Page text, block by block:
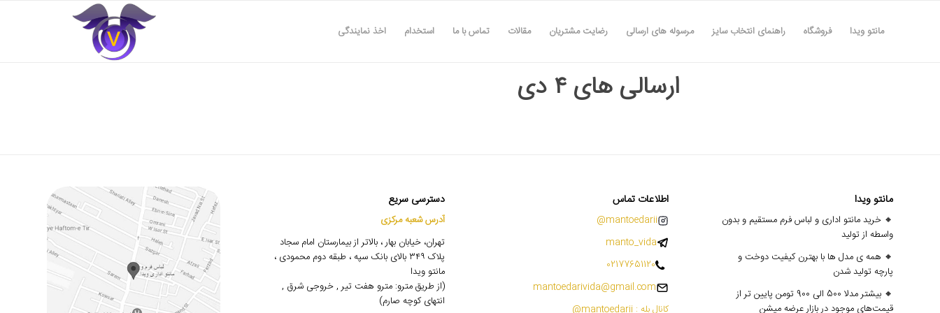
مانتو ویدا فروشگاه راهنمای انتخاب سایز مرسوله های ارسالی رضایت مشتریان مقالات تماس با ما استخدام اخذ نمایندگی
ارسالی های ۴ دی
مانتو ویدا
🔸 خرید مانتو اداری و لباس فرم مستقیم و بدون
واسطه از تولید
🔸 همه ی مدل ها با بهترن کیفیت دوخت و
پارچه تولید شدن
🔸 بیشتر مدلا 500 الی 900 تومن پایین تر از
قیمت‌های موجود در بازار عرضه میشن
اطلاعات تماس
mantoedarii@
manto_vida
02177651120
mantoedarivida@gmail.com
کانال بله : mantoedarii@
دسترسی سریع
آدرس شعبه مرکزی
تهران، خیابان بهار ، بالاتر از بیمارستان امام سجاد
پلاک ۳۴۹ بالای بانک سپه ، طبقه دوم محمودی ،
مانتو ویدا
(از طریق مترو: مترو هفت تیر , خروجی شرق ,
انتهای کوچه صارم)